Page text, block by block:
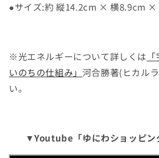
●サイズ:約 縦14.2cm ×横8.9cm ×
※光エネルギーについて詳しくは 「
いのちの仕組み」 河合勝著(ヒカル
い。
▼Youtube「ゆにわショッピン